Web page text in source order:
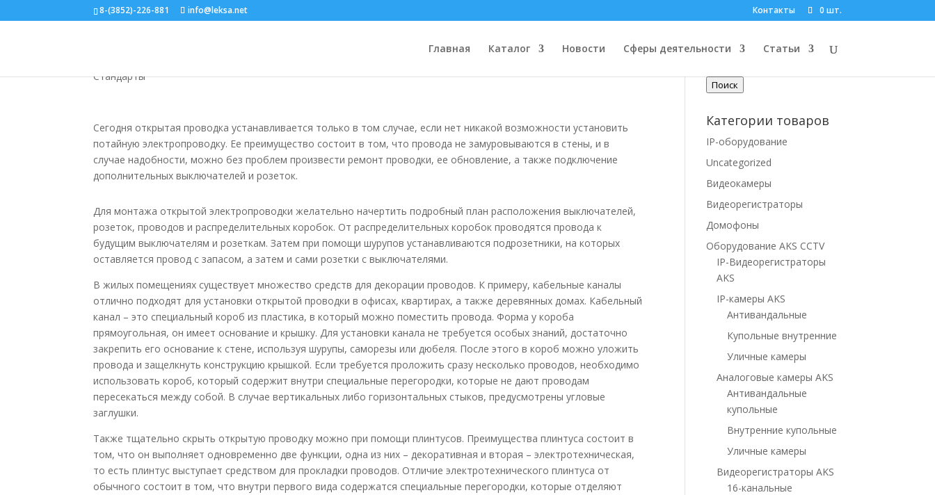
8-(3852)-226-881 info@leksa.net Контакты 0 шт.
Главная Каталог Новости Сферы деятельности Статьи
Установка открытой электрической проводки
Стандарты
Сегодня открытая проводка устанавливается только в том случае, если нет никакой возможности установить
потайную электропроводку. Ее преимущество состоит в том, что провода не замуровываются в стены, и в
случае надобности, можно без проблем произвести ремонт проводки, ее обновление, а также подключение
дополнительных выключателей и розеток.
Для монтажа открытой электропроводки желательно начертить подробный план расположения выключателей,
розеток, проводов и распределительных коробок. От распределительных коробок проводятся провода к
будущим выключателям и розеткам. Затем при помощи шурупов устанавливаются подрозетники, на которых
оставляется провод с запасом, а затем и сами розетки с выключателями.
В жилых помещениях существует множество средств для декорации проводов. К примеру, кабельные каналы
отлично подходят для установки открытой проводки в офисах, квартирах, а также деревянных домах. Кабельный
канал – это специальный короб из пластика, в который можно поместить провода. Форма у короба
прямоугольная, он имеет основание и крышку. Для установки канала не требуется особых знаний, достаточно
закрепить его основание к стене, используя шурупы, саморезы или дюбеля. После этого в короб можно уложить
провода и защелкнуть конструкцию крышкой. Если требуется проложить сразу несколько проводов, необходимо
использовать короб, который содержит внутри специальные перегородки, которые не дают проводам
пересекаться между собой. В случае вертикальных либо горизонтальных стыков, предусмотрены угловые
заглушки.
Также тщательно скрыть открытую проводку можно при помощи плинтусов. Преимущества плинтуса состоит в
том, что он выполняет одновременно две функции, одна из них – декоративная и вторая – электротехническая,
то есть плинтус выступает средством для прокладки проводов. Отличие электротехнического плинтуса от
обычного состоит в том, что внутри первого вида содержатся специальные перегородки, которые отделяют
Поиск по товарам
Поиск
Категории товаров
IP-оборудование
Uncategorized
Видеокамеры
Видеорегистраторы
Домофоны
Оборудование AKS CCTV
IP-Видеорегистраторы
AKS
IP-камеры AKS
Антивандальные
Купольные внутренние
Уличные камеры
Аналоговые камеры AKS
Антивандальные
купольные
Внутренние купольные
Уличные камеры
Видеорегистраторы AKS
16-канальные